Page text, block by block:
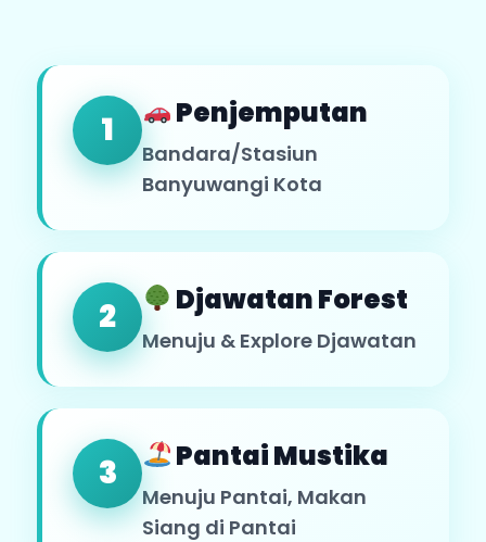
1 Penjemputan
Bandara/Stasiun
Banyuwangi Kota
2 Djawatan Forest
Menuju & Explore Djawatan
3 Pantai Mustika
Menuju Pantai, Makan
Siang di Pantai